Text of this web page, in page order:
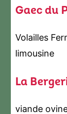
Gaec du
Volailles
limousine
La
viande